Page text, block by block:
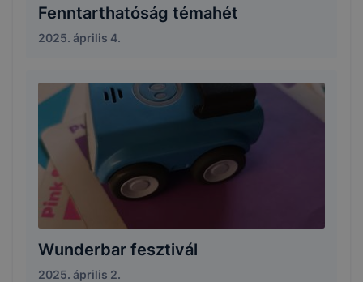
Fenntarthatóság témahét
2025. április 4.
Wunderbar fesztivál
2025. április 2.